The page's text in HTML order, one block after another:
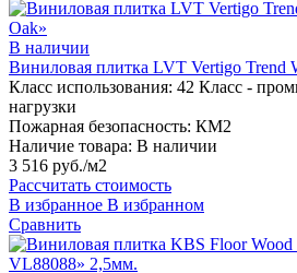
В наличии
Виниловая плитка LVT Vertigo Trend
Класс использования: 42 Класс -
нагрузки
Пожарная безопасность: КМ2
Наличие товара: В наличии
3 516 руб./м2
Рассчитать стоимость
В избранное В избранном
Сравнить